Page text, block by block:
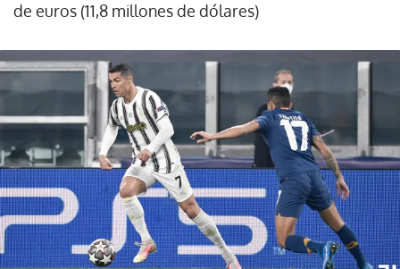
de euros (11,8 millones de dólares)